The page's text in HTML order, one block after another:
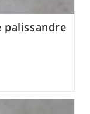
palissandre